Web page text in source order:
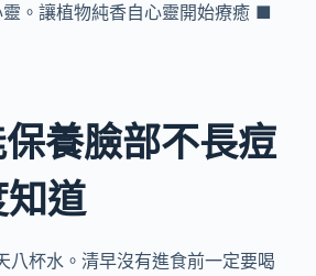
。讓植物純香自心靈開始療癒 ■
養臉部不長痘
道
杯水。清早沒有進食前一定要喝